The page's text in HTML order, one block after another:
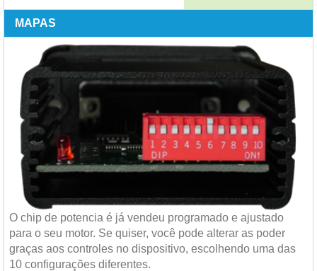
MAPAS
O chip de potencia é já vendeu programado e ajustado
para o seu motor. Se quiser, você pode alterar as poder
graças aos controles no dispositivo, escolhendo uma das
10 configurações diferentes.